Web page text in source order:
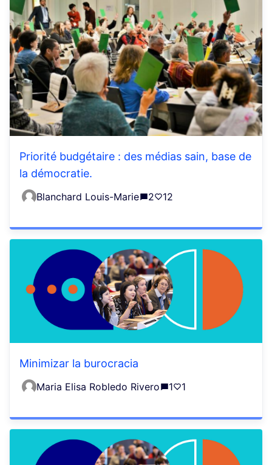
Priorité budgétaire : des médias sain, base de
la démocratie.
Blanchard Louis-Marie 2 12
Minimizar la burocracia
Maria Elisa Robledo Rivero 1 1